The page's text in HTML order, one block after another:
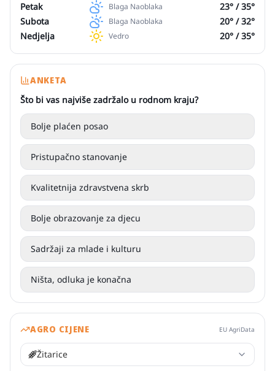
Petak Blaga Naoblaka 23° /35°
Subota
Blaga Naoblaka 20° /32°
Nedjelja
Vedro 20° /35°
ANKETA
Što bi vas najviše zadržalo u rodnom kraju?
Bolje plaćen posao
Pristupačno stanovanje
Kvalitetnija zdravstvena skrb
Bolje obrazovanje za djecu
Sadržaji za mlade i kulturu
Ništa, odluka je konačna
AGRO CIJENE EU AgriData
Žitarice